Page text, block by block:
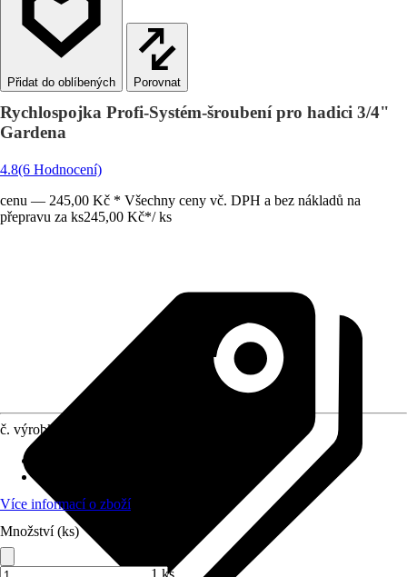
Porovnat
Rychlospojka Profi-Systém-šroubení pro hadici 3/4"
Gardena
4.8(6 Hodnocení)
cenu — 245,00 Kč * Všechny ceny vč. DPH a bez nákladů na
přepravu za ks245,00 Kč*/ ks
č. výrobku
Více informací o zboží
Množství (ks)
1 ks